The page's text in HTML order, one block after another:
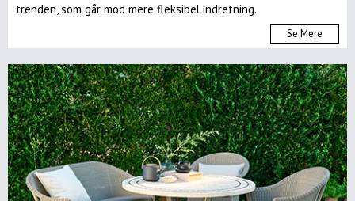
trenden, som går mod mere fleksibel indretning.
Se Mere